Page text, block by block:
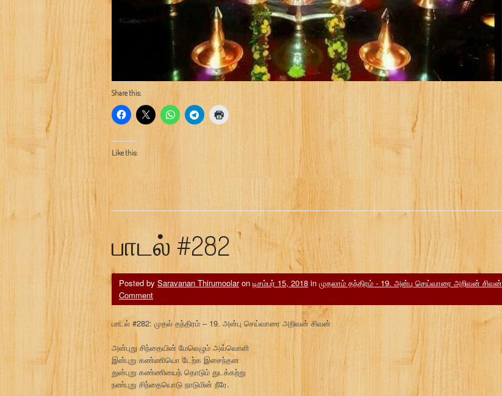
Share this:
Like this:
பாடல் #282
Posted by Saravanan Thirumoolaron டிசம்பர் 15, 2018 in முதலாம் தந்திரம் - 19. அன்பு செய்வாரை அறிவன் சிவன்
Comment
பாடல் #282: முதல் தந்திரம் – 19. அன்பு செய்வாரை அறிவன் சிவன்
அன்புறு சிந்தையின் மேலெழும் அவ்வொளி
இன்புறு கண்ணியொ டேற்க இசைந்தன
துன்புறு கண்ணியைந் தொடும் துடக்கற்று
நண்புறு சிந்தையொடு நாடுமின் நீரே.